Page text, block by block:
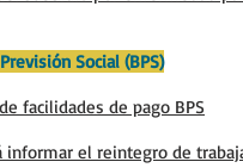
Social (BPS)
facilidades de pago BPS
informar el reintegro de